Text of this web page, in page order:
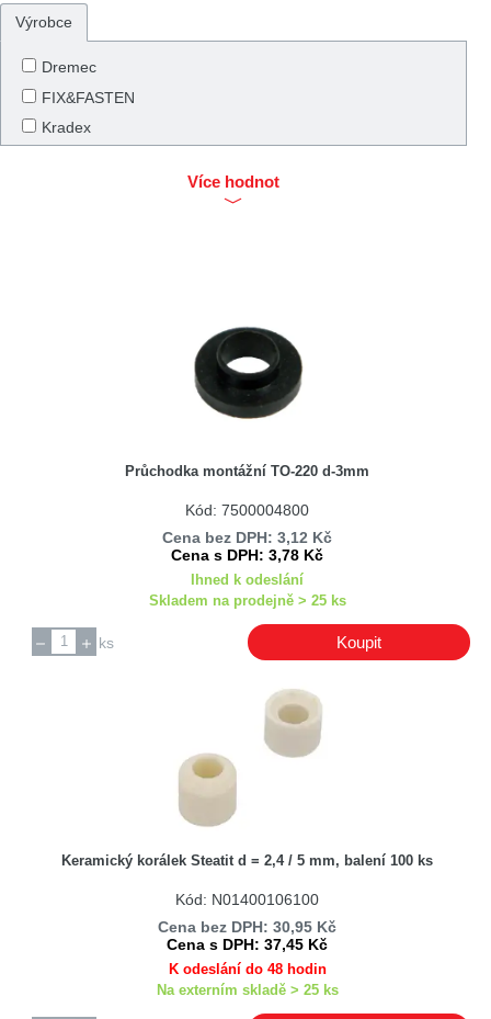
Výrobce
Dremec
FIX&FASTEN
Kradex
Více hodnot
Průchodka montážní TO-220 d-3mm
Kód: 7500004800
Cena bez DPH: 3,12 Kč
Cena s DPH: 3,78 Kč
Ihned k odeslání
Skladem na prodejně > 25 ks
ks Koupit
Keramický korálek Steatit d = 2,4 / 5 mm, balení 100 ks
Kód: N01400106100
Cena bez DPH: 30,95 Kč
Cena s DPH: 37,45 Kč
K odeslání do 48 hodin
Na externím skladě > 25 ks